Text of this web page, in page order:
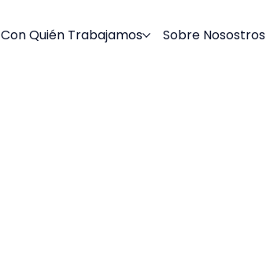
Con Quién Trabajamos Sobre Nosostros